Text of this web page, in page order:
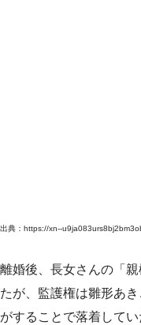
出典：https://xn--
離婚後、長女さんの「
たが、監護権は雛形あ
がすることで落着して